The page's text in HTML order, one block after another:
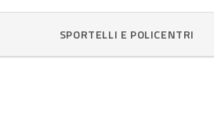
SPORTELLI E POLICENTRI